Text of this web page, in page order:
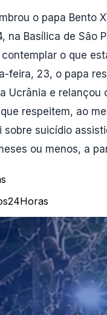
o papa
na Basílica de São
o que
feira, 23, o papa
Ucrânia e relançou
respeitem, ao
sobre suicídio
ou menos, a